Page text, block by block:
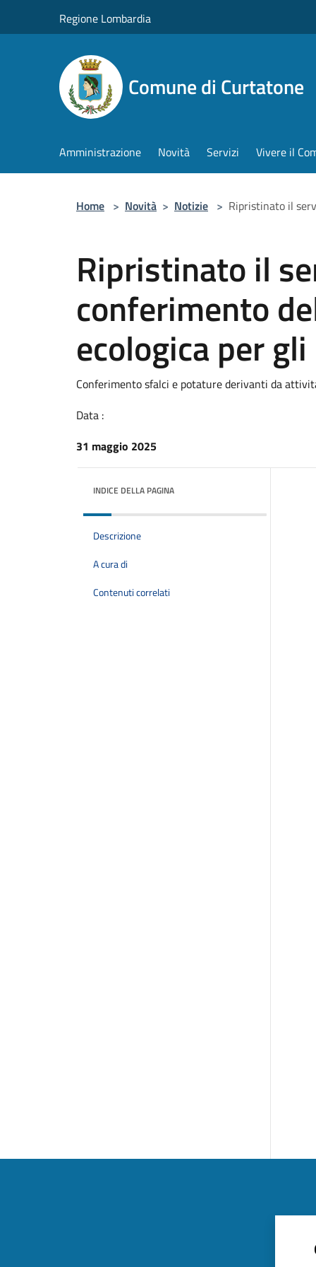
Regione Lombardia
Comune di Curtatone
Amministrazione Novità Servizi Vivere il
Home > Novità > Notizie > Ripristinato il
Ripristinato il
conferimento
ecologica per
Conferimento sfalci e potature derivanti da
Data :
31 maggio 2025
INDICE DELLA PAGINA
Descrizione
A cura di
Contenuti correlati